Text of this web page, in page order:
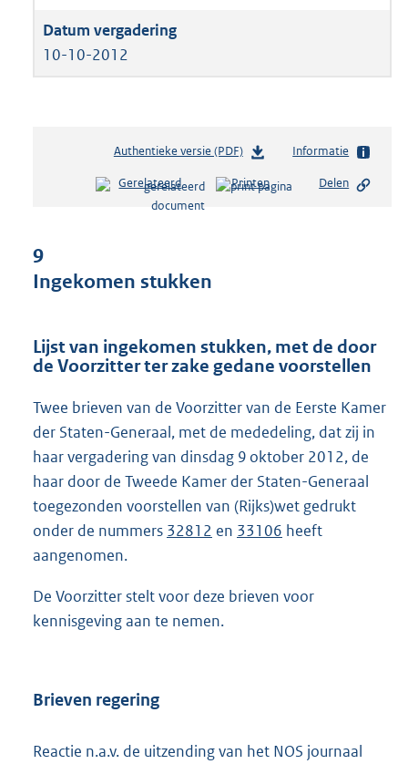
10-10-2012
Authentieke versie (PDF)b
s
o
o
:
7
8
b
Informatie
Gerelateerd Printen Delen
9
Ingekomen stukken
Lijst van ingekomen stukken, met de door
de Voorzitter ter zake gedane voorstellen
Twee brieven van de Voorzitter van de Eerste Kamer
der Staten-Generaal, met de mededeling, dat zij in
haar vergadering van dinsdag 9 oktober 2012, de
haar door de Tweede Kamer der Staten-Generaal
toegezonden voorstellen van (Rijks)wet gedrukt
onder de nummers 32812 en 33106 heeft
aangenomen.
De Voorzitter stelt voor deze brieven voor
kennisgeving aan te nemen.
Brieven regering
Reactie n.a.v. de uitzending van het NOS journaal